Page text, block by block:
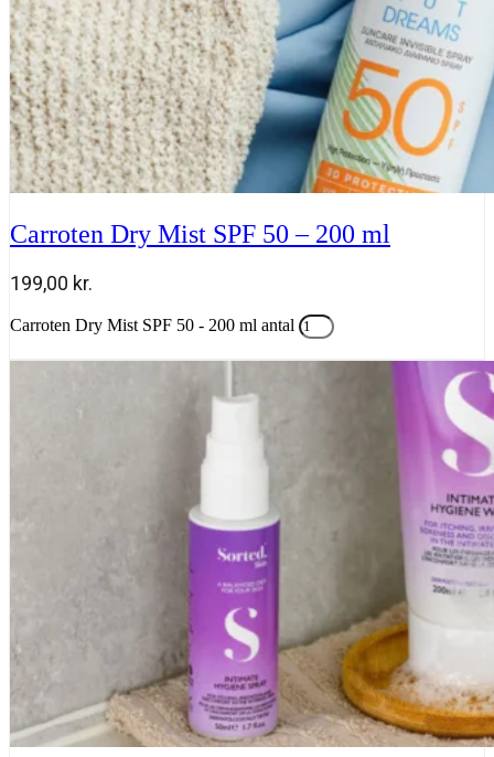
Carroten Dry Mist SPF 50 – 200 ml
199,00 kr.
Carroten Dry Mist SPF 50 - 200 ml antal